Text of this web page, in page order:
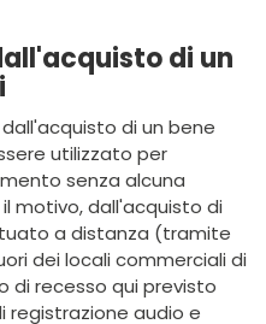
di un
dall'acquisto di un bene
utilizzato per
senza alcuna
motivo, dall'acquisto di
a distanza (tramite
dei locali commerciali di
di recesso qui previsto
registrazione audio e